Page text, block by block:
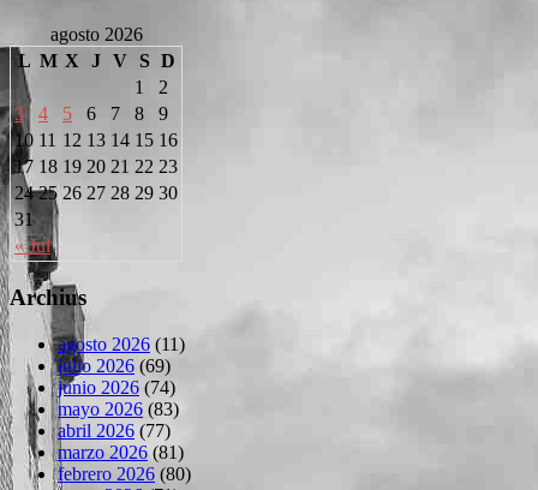
agosto 2026
L M X J V S D
« Jul
1
2
3
4 5 6 7 8
9
10 11 12 13 14 15 16
17 18 19 20 21 22 23
24 25 26 27 28 29 30
31
Archius
agosto 2026 (11)
julio 2026 (69)
junio 2026 (74)
mayo 2026 (83)
abril 2026 (77)
marzo 2026 (81)
febrero 2026 (80)